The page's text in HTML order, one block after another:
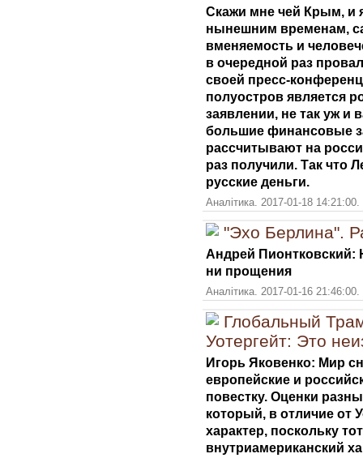
Скажи мне чей Крым, и
нынешним временам,
вменяемость и
в очередной раз
своей пресс-
полуостров является
заявлении, не так уж и
большие финансовые
рассчитывают на
раз получили. Так что
русские деньги.
Аналітика. 2017-01-18
"Эхо Берлина".
Андрей Пионтковский:
ни прощения
Аналітика. 2017-01-16
Глобальный
Уотергейт: Это
Игорь Яковенко: Мир
европейские и
повестку. Оценки
который, в отличие от
характер, поскольку
внутриамериканский